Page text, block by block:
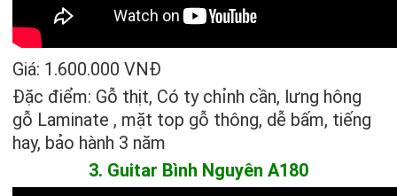
Giá: 1.600.000 VNĐ
Đặc điểm: Gỗ thịt, Có ty chỉnh cần, lưng hông
gỗ Laminate , mặt top gỗ thông, dễ bấm, tiếng
hay, bảo hành 3 năm
3. Guitar Bình Nguyên A180